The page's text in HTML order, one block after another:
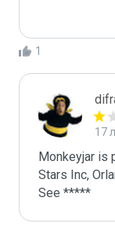
1
17
Monkeyjar is
Stars Inc,